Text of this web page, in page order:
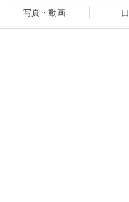
写真・動画